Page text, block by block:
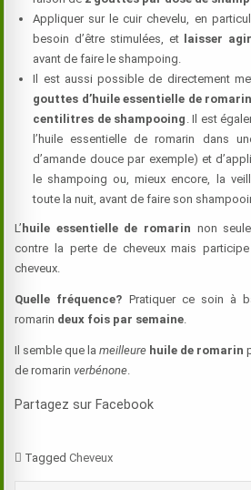
Appliquer sur le cuir chevelu, en
besoin d’être stimulées, et
laisser
avant de faire le shampoing.
Il est aussi possible de directement
gouttes d’huile essentielle de
centilitres de shampooing . Il est
l’huile essentielle de romarin dans
d’amande douce par exemple) et
le shampoing ou, mieux encore, la
toute la nuit, avant de faire son
L’ huile essentielle de romarin non
contre la perte de cheveux mais
cheveux.
Quelle fréquence? Pratiquer ce soin à
romarin deux fois par semaine.
Il semble que la meilleure huile de romarin
de romarinverbénone.
Partagez sur Facebook
TaggedCheveux